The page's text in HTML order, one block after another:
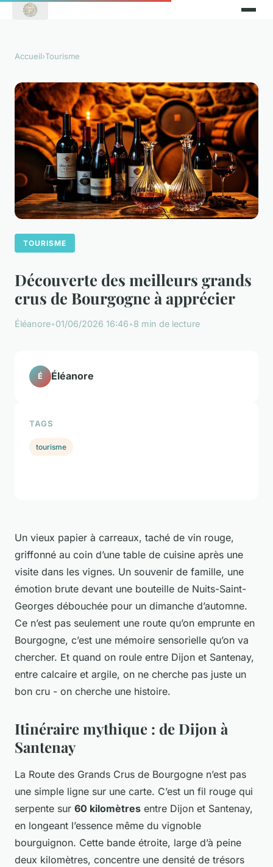
Accueil›Tourisme
TOURISME
Découverte des meilleurs grands
crus de Bourgogne à apprécier
Éléanore•01/06/2026 16:46•8 min de lecture
Un vieux papier à carreaux, taché de vin rouge,
griffonné au coin d’une table de cuisine après une
visite dans les vignes. Un souvenir de famille, une
émotion brute devant une bouteille de Nuits-Saint-
Georges débouchée pour un dimanche d’automne.
Ce n’est pas seulement une route qu’on emprunte en
Bourgogne, c’est une mémoire sensorielle qu’on va
chercher. Et quand on roule entre Dijon et Santenay,
entre calcaire et argile, on ne cherche pas juste un
bon cru - on cherche une histoire.
Itinéraire mythique : de Dijon à
Santenay
La Route des Grands Crus de Bourgogne n’est pas
une simple ligne sur une carte. C’est un fil rouge qui
serpente sur 60 kilomètres entre Dijon et Santenay,
en longeant l’essence même du vignoble
bourguignon. Cette bande étroite, large d’à peine
deux kilomètres, concentre une densité de trésors
É Éléanore
TAGS
tourisme